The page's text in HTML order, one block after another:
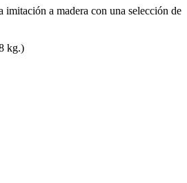
imitación a madera con una selección de
kg.)